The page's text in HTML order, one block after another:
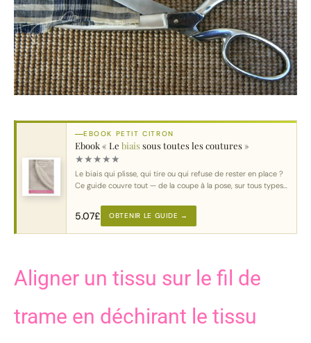
EBOOK PETIT CITRON
Ebook « Le biaissous toutes les coutures »
★★★★★
Le biais qui plisse, qui tire ou qui refuse de rester en place ?
Ce guide couvre tout — de la coupe à la pose, sur tous types
5.07£ OBTENIR LE GUIDE →
Aligner un tissu sur le fil de
trame en déchirant le tissu